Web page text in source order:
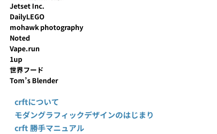
Jetset Inc.
DailyLEGO
mohawk photography
Noted
Vape.run
1up
世界フード
Tom’s Blender
crftについて
モダングラフィックデザインのはじまり
crft 勝手マニュアル